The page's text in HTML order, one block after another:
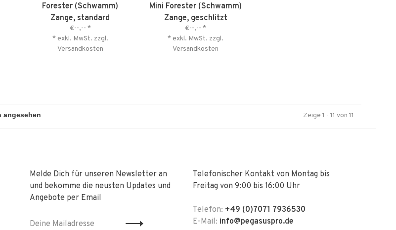
Forester (Schwamm)
Zange, standard
€--,-- *
* exkl. MwSt. zzgl.
Versandkosten
Mini Forester (Schwamm)
Zange, geschlitzt
€--,-- *
* exkl. MwSt. zzgl.
Versandkosten
Zeige 1 - 11 von 11
Melde Dich für unseren Newsletter an
und bekomme die neusten Updates und
Angebote per Email
Telefonischer Kontakt von Montag bis
Freitag von 9:00 bis 16:00 Uhr
Telefon: +49 (0)7071 7936530
E-Mail: info@pegasuspro.de